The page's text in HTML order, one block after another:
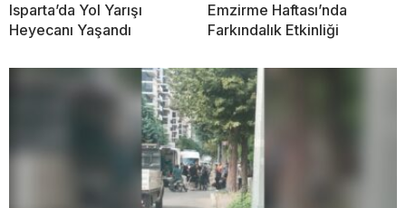
Isparta’da Yol Yarışı
Heyecanı Yaşandı
Emzirme Haftası’nda
Farkındalık Etkinliği